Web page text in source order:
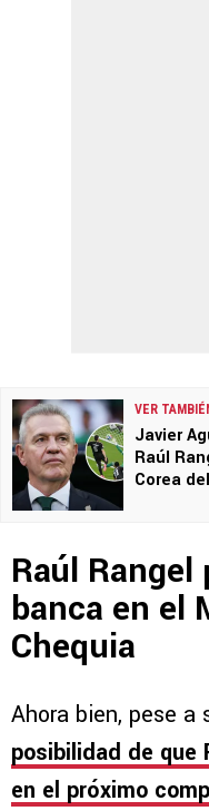
VER
Javier
Raúl
Corea
Raúl
banca en el
Chequia
Ahora bien, pese a
posibilidad de que
en el próximo